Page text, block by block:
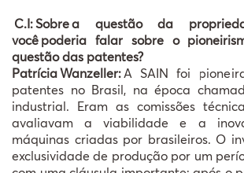
C.I:Sobrea questão da
vocêpoderia falar sobre o
questão das patentes?
PatríciaWanzeller:A SAIN foi
patentes no Brasil, na época
industrial. Eram as comissões
avaliavam a viabilidade e a
máquinas criadas por brasileiros. O
exclusividade de produção por um